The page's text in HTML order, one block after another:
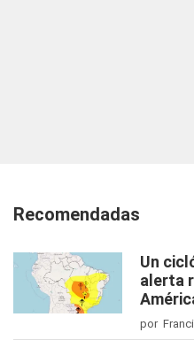
Recomendadas
Un
alerta
por